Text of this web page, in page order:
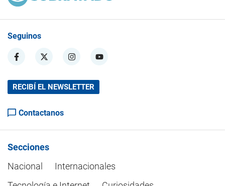
Seguinos
RECIBÍ EL NEWSLETTER
Contactanos
Secciones
Nacional
Internacionales